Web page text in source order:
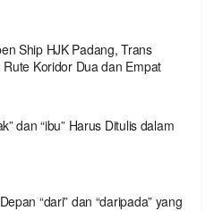
Ship HJK Padang, Trans
Koridor Dua dan Empat
dan “ibu” Harus Ditulis dalam
“dari” dan “daripada” yang